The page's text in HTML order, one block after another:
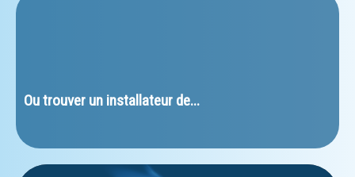
﻿Ou trouver un installateur de...